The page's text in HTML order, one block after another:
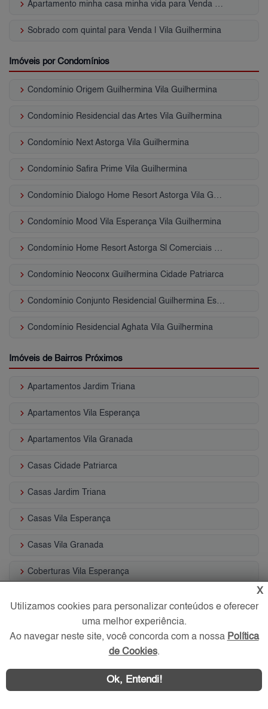
keyboard_arrow_right Apartamento minha casa minha vida para Venda | Vila Guilhermina
keyboard_arrow_right Sobrado com quintal para Venda | Vila Guilhermina
Imóveis por Condomínios
keyboard_arrow_right Condomínio Origem Guilhermina Vila Guilhermina
keyboard_arrow_right Condomínio Residencial das Artes Vila Guilhermina
keyboard_arrow_right Condomínio Next Astorga Vila Guilhermina
keyboard_arrow_right Condomínio Safira Prime Vila Guilhermina
keyboard_arrow_right Condomínio Dialogo Home Resort Astorga Vila Guilhermina
keyboard_arrow_right Condomínio Mood Vila Esperança Vila Guilhermina
keyboard_arrow_right Condomínio Home Resort Astorga Sl Comerciais Vila Guilhermina
keyboard_arrow_right Condomínio Neoconx Guilhermina Cidade Patriarca
keyboard_arrow_right Condomínio Conjunto Residencial Guilhermina Esperança Vila Guilhermina
keyboard_arrow_right Condomínio Residencial Aghata Vila Guilhermina
Imóveis de Bairros Próximos
keyboard_arrow_right Apartamentos Jardim Triana
keyboard_arrow_right Apartamentos Vila Esperança
keyboard_arrow_right Apartamentos Vila Granada
keyboard_arrow_right Casas Cidade Patriarca
keyboard_arrow_right Casas Jardim Triana
keyboard_arrow_right Casas Vila Esperança
keyboard_arrow_right Casas Vila Granada
keyboard_arrow_right Coberturas Vila Esperança
Condomínios Fechados Vila Esperança
Rua Astorga, Vila Guilhermina
X
Utilizamos cookies para personalizar conteúdos e oferecer
uma melhor experiência.
Ao navegar neste site, você concorda com a nossa Política
de Cookies.
Ok, Entendi!